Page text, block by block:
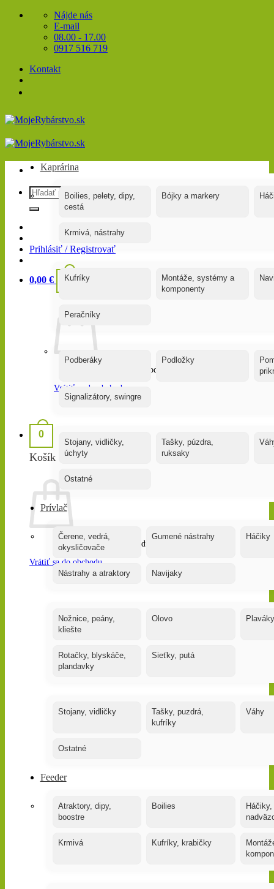
Skip
Nájde nás
E-mail
08.00 - 17.00
0917 516 719
Kontakt
Hľadať:
Prihlásiť / Registrovať
0,00 € 0
Žiadne produkty v košíku.
Vrátiť sa do obchodu
0
Košík
Žiadne produkty v košíku.
Vrátiť sa do obchodu
Kaprárina
Boilies, pelety, dipy,
cestá
Bójky a markery
Krmivá, nástrahy
Kufríky
Montáže, systémy a
komponenty
Peračníky
Podberáky Podložky
Signalizátory, swingre
Stojany, vidličky,
úchyty
Tašky, púzdra,
ruksaky
Ostatné
Prívlač
Čerene, vedrá,
okysličovače
Gumené nástrahy Háčiky
Nástrahy a atraktory Navijaky
Nožnice, peány,
kliešte
Olovo Plaváky
Rotačky, blyskáče,
plandavky
Sieťky, putá
Stojany, vidličky
Tašky, puzdrá,
kufríky
Váhy
Ostatné
Feeder
Atraktory, dipy,
boostre
Boilies
Krmivá Kufríky, krabičky